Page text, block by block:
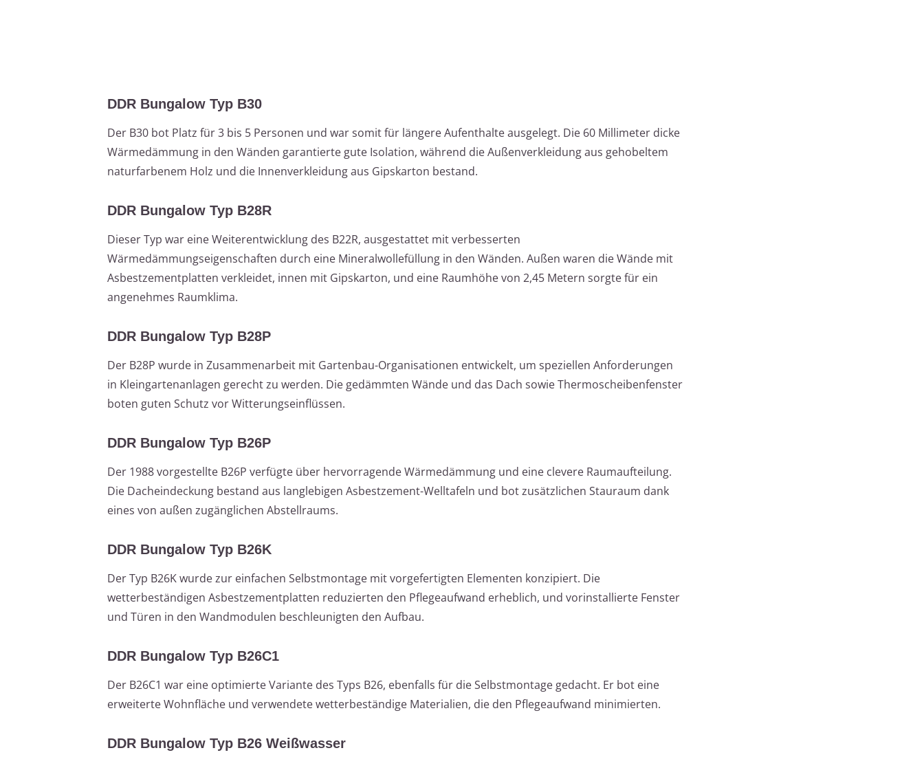
DDR Bungalow Typ B30
Der B30 bot Platz für 3 bis 5 Personen und war somit für längere Aufenthalte ausgelegt. Die 60 Millimeter dicke
Wärmedämmung in den Wänden garantierte gute Isolation, während die Außenverkleidung aus gehobeltem
naturfarbenem Holz und die Innenverkleidung aus Gipskarton bestand.
DDR Bungalow Typ B28R
Dieser Typ war eine Weiterentwicklung des B22R, ausgestattet mit verbesserten
Wärmedämmungseigenschaften durch eine Mineralwollefüllung in den Wänden. Außen waren die Wände mit
Asbestzementplatten verkleidet, innen mit Gipskarton, und eine Raumhöhe von 2,45 Metern sorgte für ein
angenehmes Raumklima.
DDR Bungalow Typ B28P
Der B28P wurde in Zusammenarbeit mit Gartenbau-Organisationen entwickelt, um speziellen Anforderungen
in Kleingartenanlagen gerecht zu werden. Die gedämmten Wände und das Dach sowie Thermoscheibenfenster
boten guten Schutz vor Witterungseinflüssen.
DDR Bungalow Typ B26P
Der 1988 vorgestellte B26P verfügte über hervorragende Wärmedämmung und eine clevere Raumaufteilung.
Die Dacheindeckung bestand aus langlebigen Asbestzement-Welltafeln und bot zusätzlichen Stauraum dank
eines von außen zugänglichen Abstellraums.
DDR Bungalow Typ B26K
Der Typ B26K wurde zur einfachen Selbstmontage mit vorgefertigten Elementen konzipiert. Die
wetterbeständigen Asbestzementplatten reduzierten den Pflegeaufwand erheblich, und vorinstallierte Fenster
und Türen in den Wandmodulen beschleunigten den Aufbau.
DDR Bungalow Typ B26C1
Der B26C1 war eine optimierte Variante des Typs B26, ebenfalls für die Selbstmontage gedacht. Er bot eine
erweiterte Wohnfläche und verwendete wetterbeständige Materialien, die den Pflegeaufwand minimierten.
DDR Bungalow Typ B26 Weißwasser